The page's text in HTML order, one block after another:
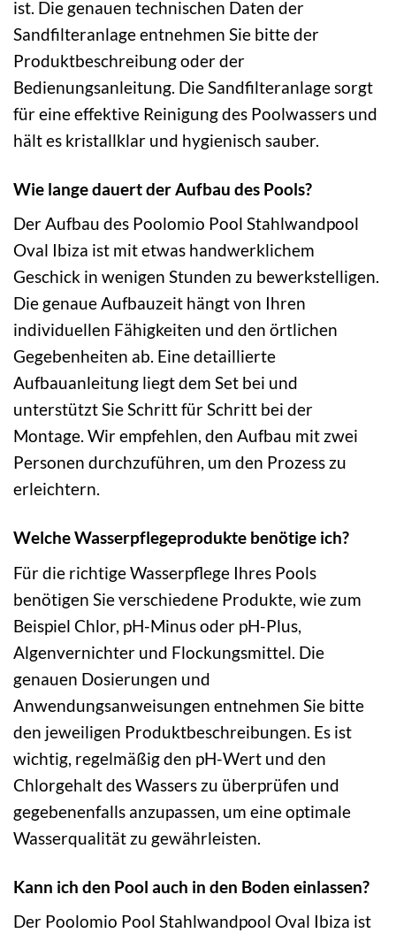
ist. Die genauen technischen Daten der
Sandfilteranlage entnehmen Sie bitte der
Produktbeschreibung oder der
Bedienungsanleitung. Die Sandfilteranlage sorgt
für eine effektive Reinigung des Poolwassers und
hält es kristallklar und hygienisch sauber.
Wie lange dauert der Aufbau des Pools?
Der Aufbau des Poolomio Pool Stahlwandpool
Oval Ibiza ist mit etwas handwerklichem
Geschick in wenigen Stunden zu bewerkstelligen.
Die genaue Aufbauzeit hängt von Ihren
individuellen Fähigkeiten und den örtlichen
Gegebenheiten ab. Eine detaillierte
Aufbauanleitung liegt dem Set bei und
unterstützt Sie Schritt für Schritt bei der
Montage. Wir empfehlen, den Aufbau mit zwei
Personen durchzuführen, um den Prozess zu
erleichtern.
Welche Wasserpflegeprodukte benötige ich?
Für die richtige Wasserpflege Ihres Pools
benötigen Sie verschiedene Produkte, wie zum
Beispiel Chlor, pH-Minus oder pH-Plus,
Algenvernichter und Flockungsmittel. Die
genauen Dosierungen und
Anwendungsanweisungen entnehmen Sie bitte
den jeweiligen Produktbeschreibungen. Es ist
wichtig, regelmäßig den pH-Wert und den
Chlorgehalt des Wassers zu überprüfen und
gegebenenfalls anzupassen, um eine optimale
Wasserqualität zu gewährleisten.
Kann ich den Pool auch in den Boden einlassen?
Der Poolomio Pool Stahlwandpool Oval Ibiza ist